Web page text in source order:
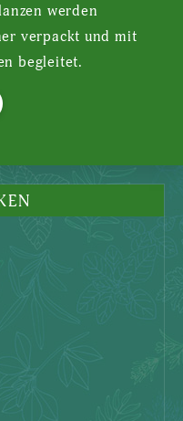
werden
verpackt und mit
begleitet.